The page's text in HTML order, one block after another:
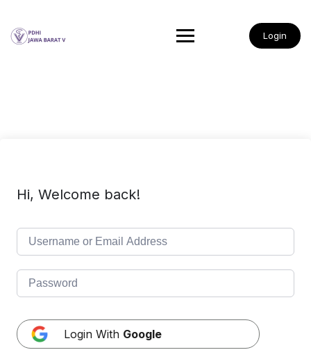
Login
Hi, Welcome back!
Login With Google